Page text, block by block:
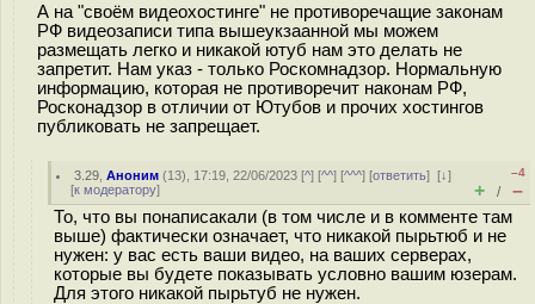
А на "своём видеохостинге" не противоречащие законам
РФ видеозаписи типа вышеукзаанной мы можем
размещать легко и никакой ютуб нам это делать не
запретит. Нам указ - только Роскомнадзор. Нормальную
информацию, которая не противоречит наконам РФ,
Росконадзор в отличии от Ютубов и прочих хостингов
публиковать не запрещает.
3.29 ,Аноним (13), 17:19, 22/06/2023 [^] [^^] [^^^] [ответить][↓]
[к модератору]
–4
+ / –
То, что вы понаписакали (в том числе и в комменте там
выше) фактически означает, что никакой пырьтюб и не
нужен: у вас есть ваши видео, на ваших серверах,
которые вы будете показывать условно вашим юзерам.
Для этого никакой пырьтуб не нужен.